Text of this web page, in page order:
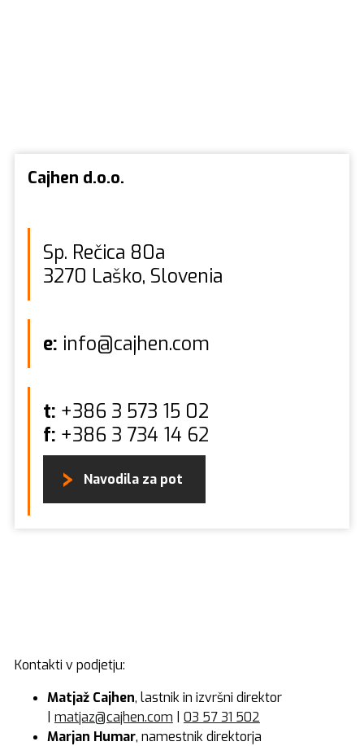
Cajhen d.o.o.
Sp. Rečica 80a
3270 Laško, Slovenia
e: info@cajhen.com
t: +386 3 573 15 02
f: +386 3 734 14 62
Navodila za pot
Kontakti v podjetju:
Matjaž Cajhen, lastnik in izvršni direktor
matjaz@cajhen.com
03 57 31 502
Marjan Humar, namestnik direktorja